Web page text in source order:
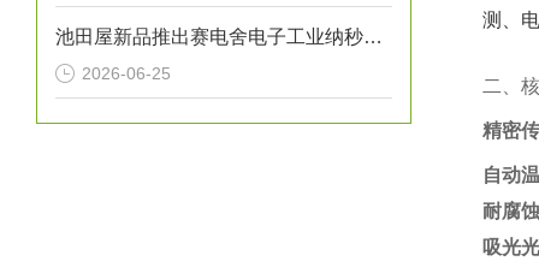
池田屋新品推出赛电舍电子工业纳秒脉冲CO2激光器 UPL系列 参数介绍
2026-06-25
测、
二、
精密
自动
耐腐
吸光